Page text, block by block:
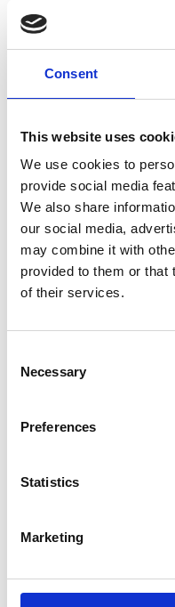
Consent
This website uses
We use cookies to
provide social media
We also share
our social media,
may combine it with
provided to them or that
of their services.
Selection
Necessary
Preferences
Statistics
Marketing
Automazione e
ruolo di primo piano nel
dei processiqualsiasi
nella riconciliazione
ambito mentre
process automation)
i vari applicativi
tecniche di AI possono